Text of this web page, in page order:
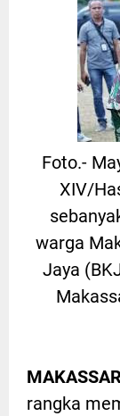
Foto.-
XIV/
warga
Jaya
rangka